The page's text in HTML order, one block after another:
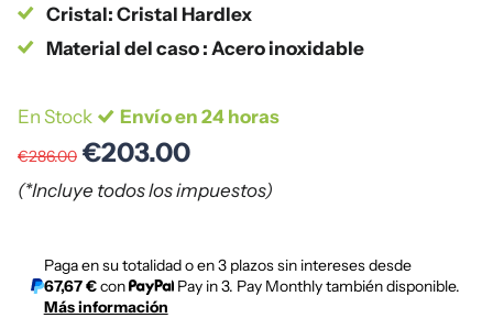
Cristal: Cristal Hardlex
Material del caso : Acero inoxidable
En Stock Envío en 24 horas
€286.00 €203.00
(*Incluye todos los impuestos)
Paga en su totalidad o en 3 plazos sin intereses desde
67,67 €con
Pay in 3. Pay Monthly también disponible.
Más información